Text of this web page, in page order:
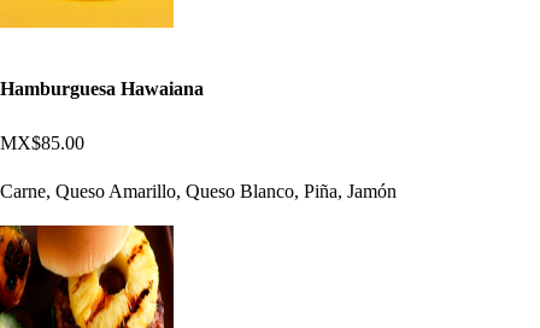
Hamburguesa Hawaiana
MX$85.00
Carne, Queso Amarillo, Queso Blanco, Piña, Jamón